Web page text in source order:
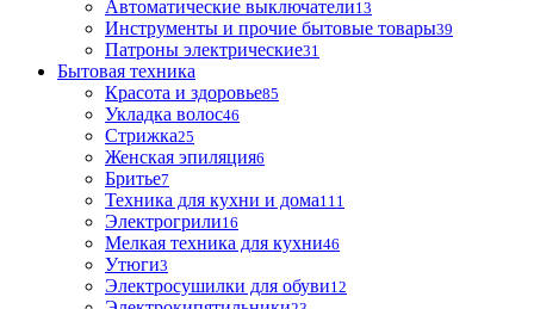
Автоматические выключатели13
Инструменты и прочие бытовые товары39
Патроны электрические31
Бытовая техника
Красота и здоровье85
Укладка волос46
Стрижка25
Женская эпиляция6
Бритье7
Техника для кухни и дома111
Электрогрили16
Мелкая техника для кухни46
Утюги3
Электросушилки для обуви12